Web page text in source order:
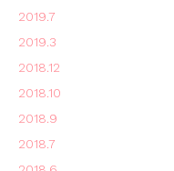
2019.7
2019.3
2018.12
2018.10
2018.9
2018.7